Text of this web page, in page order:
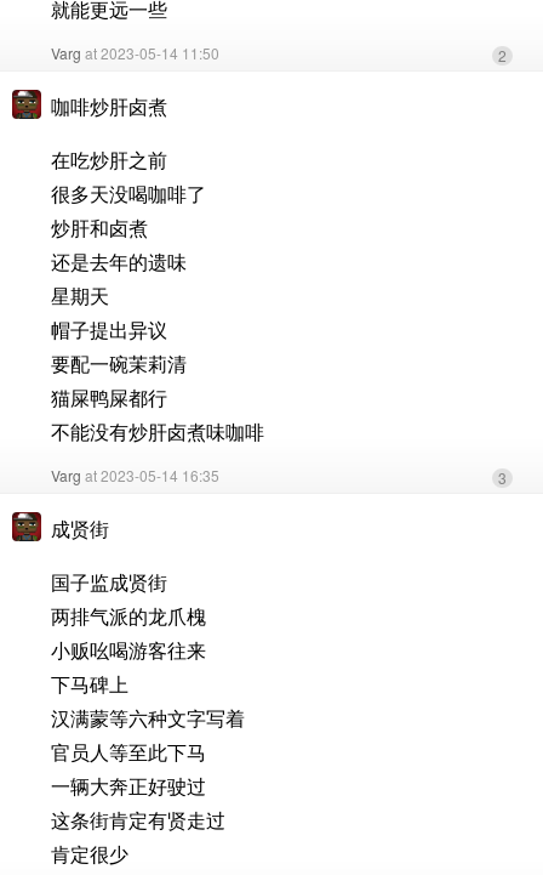
就能更远一些
Varg at 2023-05-14 11:50 2
咖啡炒肝卤煮
在吃炒肝之前
很多天没喝咖啡了
炒肝和卤煮
还是去年的遗味
星期天
帽子提出异议
要配一碗茉莉清
猫屎鸭屎都行
不能没有炒肝卤煮味咖啡
Varg at 2023-05-14 16:35 3
成贤街
国子监成贤街
两排气派的龙爪槐
小贩吆喝游客往来
下马碑上
汉满蒙等六种文字写着
官员人等至此下马
一辆大奔正好驶过
这条街肯定有贤走过
肯定很少